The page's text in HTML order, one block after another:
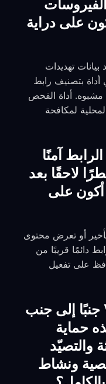
على دراية
تهديدات
بتصنيف رابط
مشبوه. أداة الفحص
لمكافحة
آمنًا
لاحقًا بعد
أكون على
أو تعرض محتوى
دائمًا قريبًا من
على تفعيل
كيف يوفر استخدام VPN جنبًا إلى جنب
حماية
والتصيّد
ونشاط